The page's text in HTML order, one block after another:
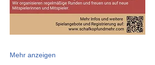
Mehr anzeigen